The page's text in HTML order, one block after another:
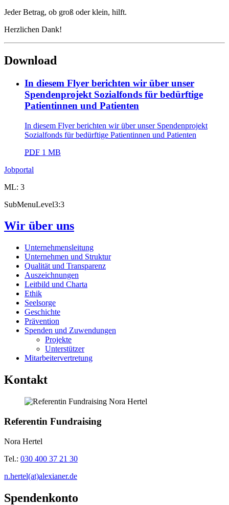
Jeder Betrag, ob groß oder klein, hilft.
Herzlichen Dank!
Download
In diesem Flyer berichten wir über unser
Spendenprojekt Sozialfonds für bedürftige
Patientinnen und Patienten
In diesem Flyer berichten wir über unser Spendenprojekt
Sozialfonds für bedürftige Patientinnen und Patienten
PDF 1 MB
Jobportal
ML: 3
SubMenuLevel3:3
Wir über uns
Unternehmensleitung
Unternehmen und Struktur
Qualität und Transparenz
Auszeichnungen
Leitbild und Charta
Ethik
Seelsorge
Geschichte
Prävention
Spenden und Zuwendungen
Projekte
Unterstützer
Mitarbeitervertretung
Kontakt
Referentin Fundraising
Nora Hertel
Tel.: 030 400 37 21 30
n.hertel(at)alexianer.de
Spendenkonto